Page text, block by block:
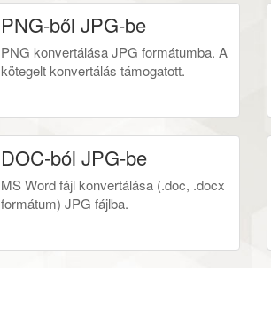
PNG-ből JPG-be
PNG konvertálása JPG formátumba. A
kötegelt konvertálás támogatott.
DOC-ból JPG-be
MS Word fájl konvertálása (.doc, .docx
formátum) JPG fájlba.